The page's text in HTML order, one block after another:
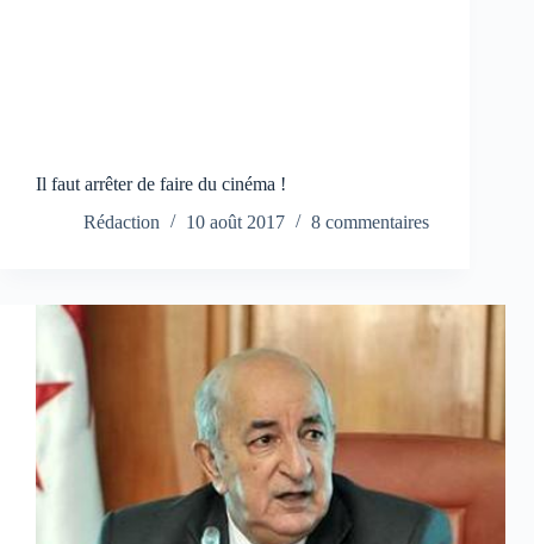
Il faut arrêter de faire du cinéma !
Rédaction
10 août 2017 8 commentaires